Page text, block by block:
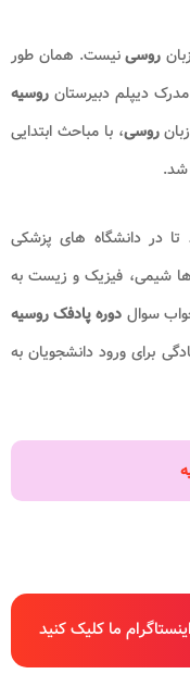
روسینیست. همان طور
دیپلم دبیرستان روسیه
روسی، با مباحث ابتدایی
شد.
تا در دانشگاه های پزشکی
ها شیمی، فیزیک و زیست به
سوال دوره پادفک روسیه
برای ورود دانشجویان به
ما کلیک کنید